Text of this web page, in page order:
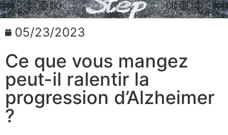
05/23/2023
Ce que vous mangez
peut-il ralentir la
progression d’Alzheimer
?